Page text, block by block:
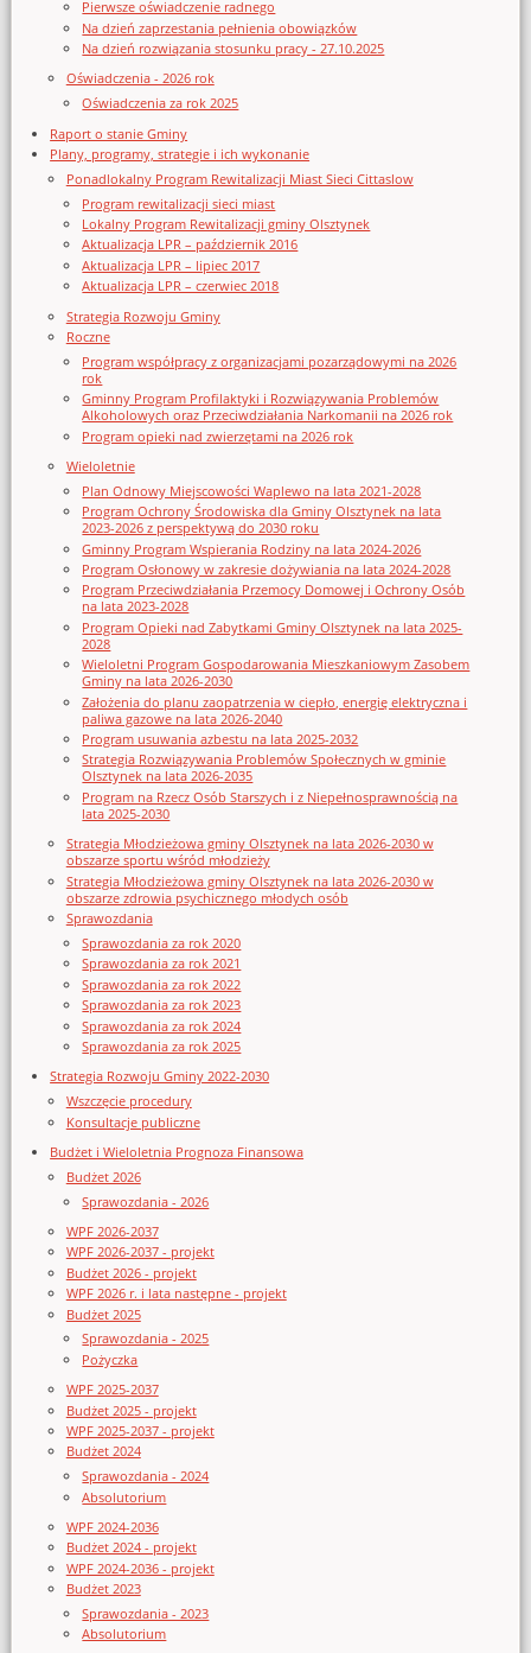
Pierwsze oświadczenie radnego
Na dzień zaprzestania pełnienia obowiązków
Na dzień rozwiązania stosunku pracy - 27.10.2025
Oświadczenia - 2026 rok
Oświadczenia za rok 2025
Raport o stanie Gminy
Plany, programy, strategie i ich wykonanie
Ponadlokalny Program Rewitalizacji Miast Sieci Cittaslow
Program rewitalizacji sieci miast
Lokalny Program Rewitalizacji gminy Olsztynek
Aktualizacja LPR – październik 2016
Aktualizacja LPR – lipiec 2017
Aktualizacja LPR – czerwiec 2018
Strategia Rozwoju Gminy
Roczne
Program współpracy z organizacjami pozarządowymi na 2026
rok
Gminny Program Profilaktyki i Rozwiązywania Problemów
Alkoholowych oraz Przeciwdziałania Narkomanii na 2026 rok
Program opieki nad zwierzętami na 2026 rok
Wieloletnie
Plan Odnowy Miejscowości Waplewo na lata 2021-2028
Program Ochrony Środowiska dla Gminy Olsztynek na lata
2023-2026 z perspektywą do 2030 roku
Gminny Program Wspierania Rodziny na lata 2024-2026
Program Osłonowy w zakresie dożywiania na lata 2024-2028
Program Przeciwdziałania Przemocy Domowej i Ochrony Osób
na lata 2023-2028
Program Opieki nad Zabytkami Gminy Olsztynek na lata 2025-
2028
Wieloletni Program Gospodarowania Mieszkaniowym Zasobem
Gminy na lata 2026-2030
Założenia do planu zaopatrzenia w ciepło, energię elektryczna i
paliwa gazowe na lata 2026-2040
Program usuwania azbestu na lata 2025-2032
Strategia Rozwiązywania Problemów Społecznych w gminie
Olsztynek na lata 2026-2035
Program na Rzecz Osób Starszych i z Niepełnosprawnością na
lata 2025-2030
Strategia Młodzieżowa gminy Olsztynek na lata 2026-2030 w
obszarze sportu wśród młodzieży
Strategia Młodzieżowa gminy Olsztynek na lata 2026-2030 w
obszarze zdrowia psychicznego młodych osób
Sprawozdania
Sprawozdania za rok 2020
Sprawozdania za rok 2021
Sprawozdania za rok 2022
Sprawozdania za rok 2023
Sprawozdania za rok 2024
Sprawozdania za rok 2025
Strategia Rozwoju Gminy 2022-2030
Wszczęcie procedury
Konsultacje publiczne
Budżet i Wieloletnia Prognoza Finansowa
Budżet 2026
Sprawozdania - 2026
WPF 2026-2037
WPF 2026-2037 - projekt
Budżet 2026 - projekt
WPF 2026 r. i lata następne - projekt
Budżet 2025
Sprawozdania - 2025
Pożyczka
WPF 2025-2037
Budżet 2025 - projekt
WPF 2025-2037 - projekt
Budżet 2024
Sprawozdania - 2024
Absolutorium
WPF 2024-2036
Budżet 2024 - projekt
WPF 2024-2036 - projekt
Budżet 2023
Sprawozdania - 2023
Absolutorium